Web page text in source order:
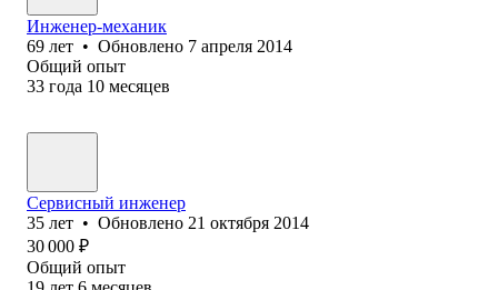
Инженер-механик
69 лет • Обновлено 7 апреля 2014
Общий опыт
33 года 10 месяцев
Сервисный инженер
35 лет • Обновлено 21 октября 2014
30 000 ₽
Общий опыт